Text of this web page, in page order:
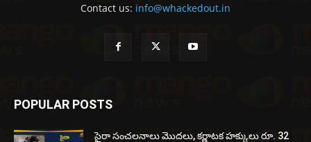
Contact us: info@whackedout.in
POPULAR POSTS
సైరా సంచలనాలు మొదలు, కర్ణాటక హక్కులు రూ. 32